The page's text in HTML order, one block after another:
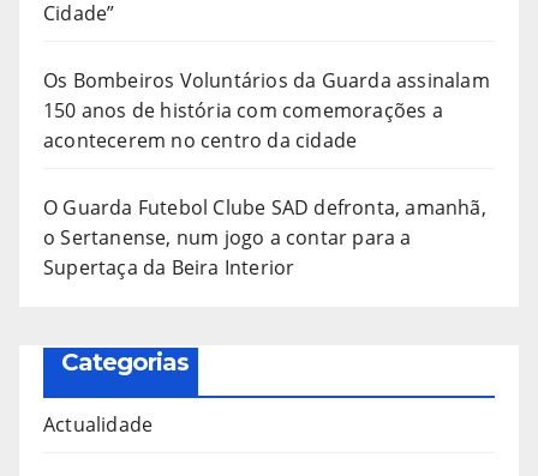
Cidade”
Os Bombeiros Voluntários da Guarda assinalam
150 anos de história com comemorações a
acontecerem no centro da cidade
O Guarda Futebol Clube SAD defronta, amanhã,
o Sertanense, num jogo a contar para a
Supertaça da Beira Interior
Categorias
Actualidade